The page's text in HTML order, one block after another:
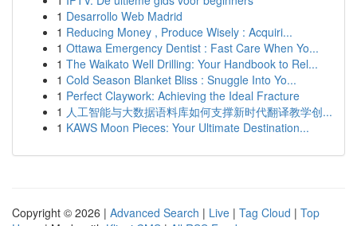
1 Desarrollo Web Madrid
1 Reducing Money , Produce Wisely : Acquiri...
1 Ottawa Emergency Dentist : Fast Care When Yo...
1 The Waikato Well Drilling: Your Handbook to Rel...
1 Cold Season Blanket Bliss : Snuggle Into Yo...
1 Perfect Claywork: Achieving the Ideal Fracture
1 人工智能与大数据语料库如何支撑新时代翻译教学创...
1 KAWS Moon Pieces: Your Ultimate Destination...
Copyright © 2026 | Advanced Search | Live | Tag Cloud | Top